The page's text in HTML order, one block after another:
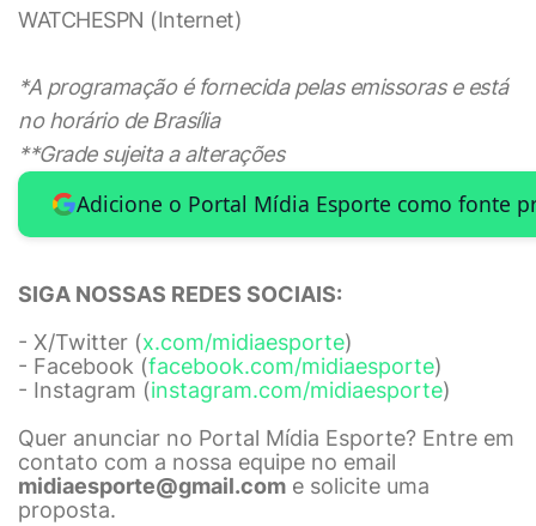
WATCHESPN (Internet)
*A programação é fornecida pelas emissoras e está
no horário de Brasília
**Grade sujeita a alterações
Adicione o Portal Mídia Esporte como fonte
SIGA NOSSAS REDES SOCIAIS:
- X/Twitter (x.com/midiaesporte)
- Facebook (facebook.com/midiaesporte)
- Instagram (instagram.com/midiaesporte)
Quer anunciar no Portal Mídia Esporte? Entre em
contato com a nossa equipe no email
midiaesporte@gmail.com e solicite uma
proposta.